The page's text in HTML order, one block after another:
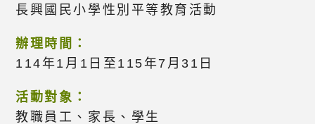
長興國民小學性別平等教育活動
辦理時間：
114年1月1日至115年7月31日
活動對象：
教職員工、家長、學生